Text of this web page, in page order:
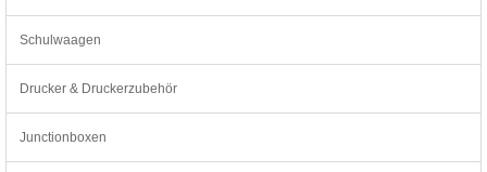
Schulwaagen
Drucker & Druckerzubehör
Junctionboxen